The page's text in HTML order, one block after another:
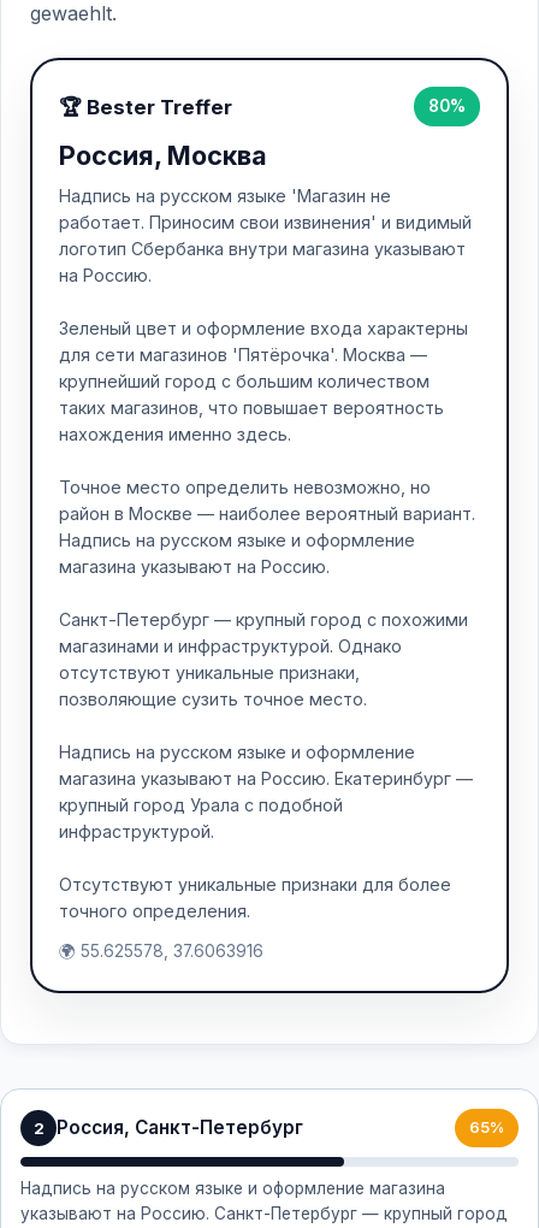
gewaehlt.
🏆 Bester Treffer 80%
Россия, Москва
Надпись на русском языке 'Магазин не
работает. Приносим свои извинения' и видимый
логотип Сбербанка внутри магазина указывают
на Россию.
Зеленый цвет и оформление входа характерны
для сети магазинов 'Пятёрочка'. Москва —
крупнейший город с большим количеством
таких магазинов, что повышает вероятность
нахождения именно здесь.
Точное место определить невозможно, но
район в Москве — наиболее вероятный вариант.
Надпись на русском языке и оформление
магазина указывают на Россию.
Санкт-Петербург — крупный город с похожими
магазинами и инфраструктурой. Однако
отсутствуют уникальные признаки,
позволяющие сузить точное место.
Надпись на русском языке и оформление
магазина указывают на Россию. Екатеринбург —
крупный город Урала с подобной
инфраструктурой.
Отсутствуют уникальные признаки для более
точного определения.
🌍 55.625578, 37.6063916
2 Россия, Санкт-Петербург 65%
Надпись на русском языке и оформление магазина
указывают на Россию. Санкт-Петербург — крупный город